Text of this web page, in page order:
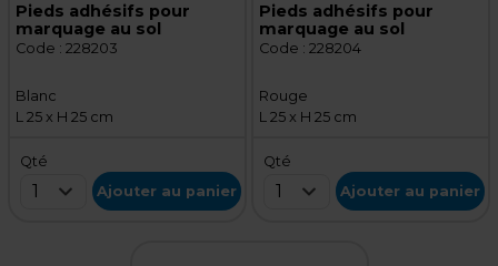
Pieds adhésifs pour
marquage au sol
Code : 228203
Blanc
L 25 x H 25 cm
Qté
1 Ajouter au panier
Pieds adhésifs pour
marquage au sol
Code : 228204
Rouge
L 25 x H 25 cm
Qté
1 Ajouter au panier